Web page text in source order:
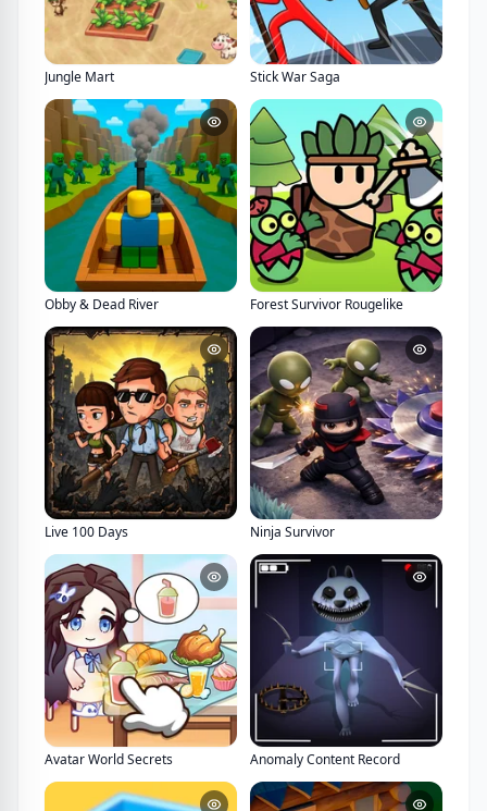
Jungle Mart Stick War Saga
Obby & Dead River Forest Survivor Rougelike
Live 100 Days Ninja Survivor
Avatar World Secrets Anomaly Content Record